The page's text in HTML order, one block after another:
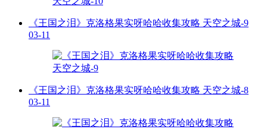
《王国之泪》克洛格果实呀哈哈收集攻略 天空之城-9
03-11
《王国之泪》克洛格果实呀哈哈收集攻略 天空之城-8
03-11